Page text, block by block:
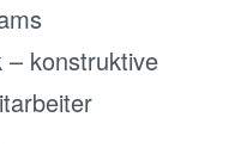
– konstruktive